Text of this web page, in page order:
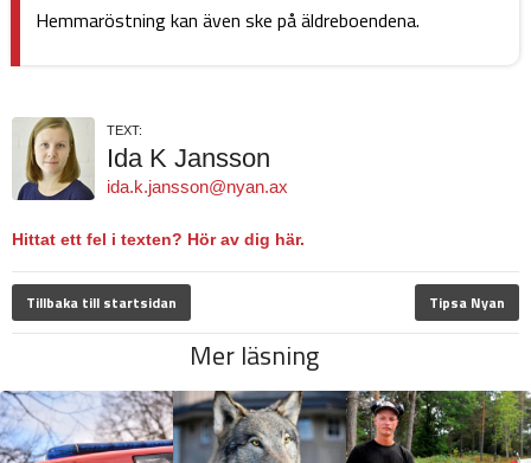
Hemmaröstning kan även ske på äldreboendena.
TEXT:
Ida K Jansson
ida.k.jansson@nyan.ax
Hittat ett fel i texten? Hör av dig här.
Tillbaka till startsidan Tipsa Nyan
Mer läsning